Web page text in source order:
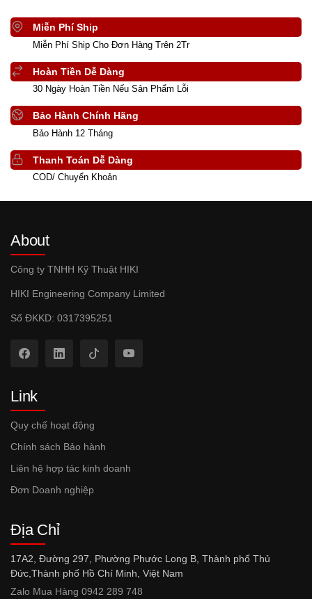
Miễn Phí Ship
Miễn Phí Ship Cho Đơn Hàng Trên 2Tr
Hoàn Tiền Dễ Dàng
30 Ngày Hoàn Tiền Nếu Sản Phẩm Lỗi
Bảo Hành Chính Hãng
Bảo Hành 12 Tháng
Thanh Toán Dễ Dàng
COD/ Chuyển Khoản
About
Công ty TNHH Kỹ Thuật HIKI
HIKI Engineering Company Limited
Số ĐKKD: 0317395251
Link
Quy chế hoạt động
Chính sách Bảo hành
Liên hệ hợp tác kinh doanh
Đơn Doanh nghiệp
Địa Chỉ
17A2, Đường 297, Phường Phước Long B, Thành phố Thủ
Đức,Thành phố Hồ Chí Minh, Việt Nam
Zalo Mua Hàng 0942 289 748